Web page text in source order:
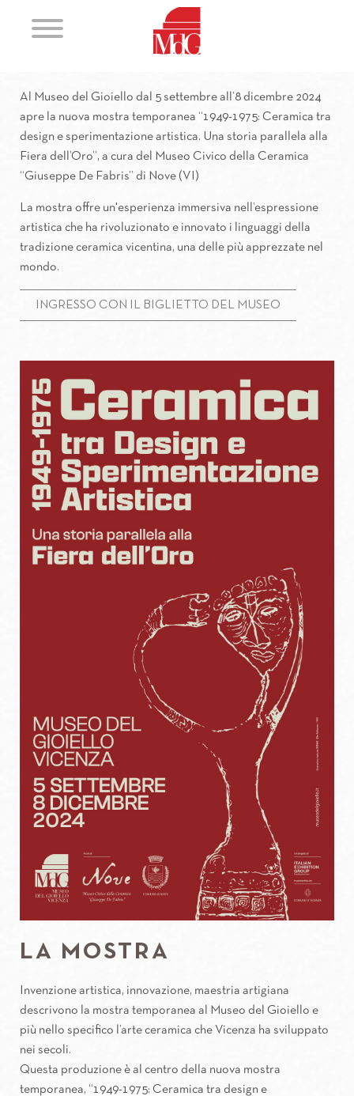
1949-1975
1949-1975
1949-1975
1949-1975
Al Museo del Gioiello dal 5 settembre all’8 dicembre 2024
apre la nuova mostra temporanea “1949-1975: Ceramica tra
design e sperimentazione artistica. Una storia parallela alla
Fiera dell’Oro”, a cura del Museo Civico della Ceramica
“Giuseppe De Fabris” di Nove (VI)
La mostra offre un'esperienza immersiva nell’espressione
artistica che ha rivoluzionato e innovato i linguaggi della
tradizione ceramica vicentina, una delle più apprezzate nel
mondo.
INGRESSO CON IL BIGLIETTO DEL MUSEO
LA MOSTRA
Invenzione artistica, innovazione, maestria artigiana
descrivono la mostra temporanea al Museo del Gioiello e
più nello specifico l’arte ceramica che Vicenza ha sviluppato
nei secoli.
Questa produzione è al centro della nuova mostra
temporanea, “1949-1975: Ceramica tra design e